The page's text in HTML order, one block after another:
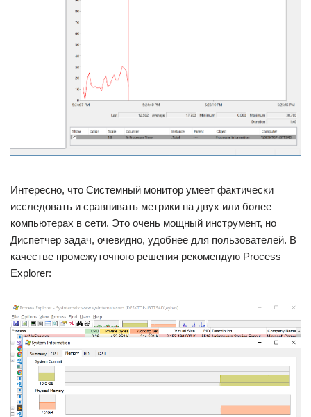
Интересно, что Системный монитор умеет фактически
исследовать и сравнивать метрики на двух или более
компьютерах в сети. Это очень мощный инструмент, но
Диспетчер задач, очевидно, удобнее для пользователей. В
качестве промежуточного решения рекомендую Process
Explorer: